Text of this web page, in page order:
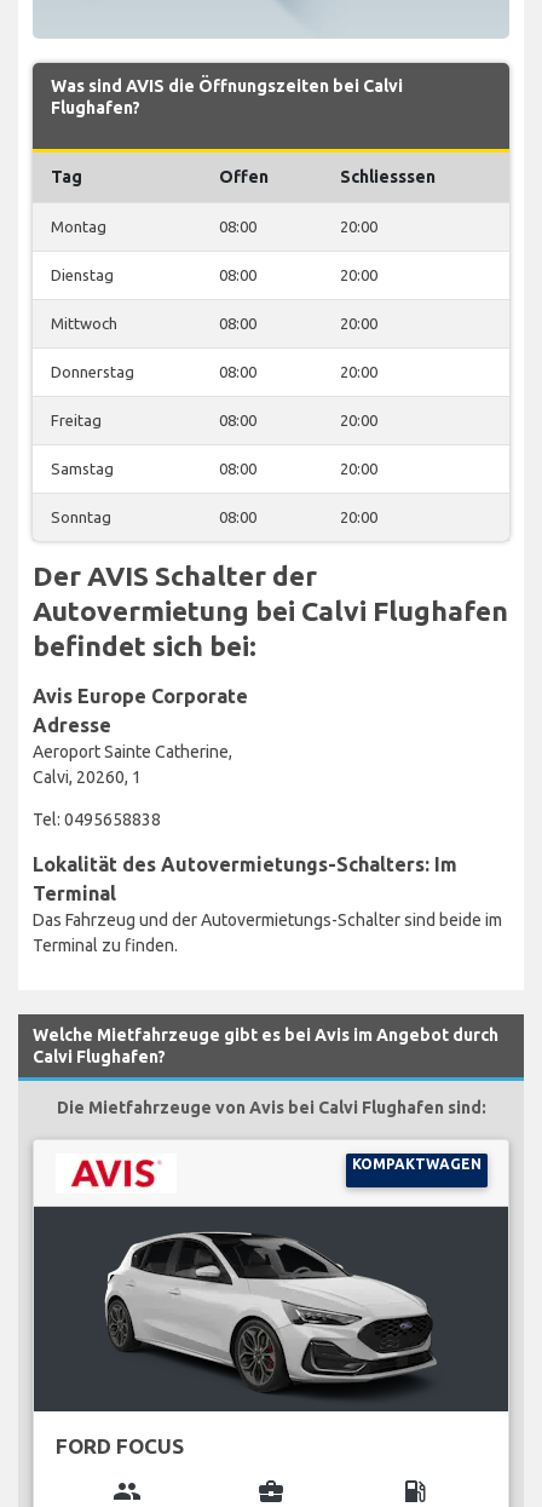
Was sind AVIS die Öffnungszeiten bei Calvi
Flughafen?
Tag Offen Schliesssen
Montag 08:00 20:00
Dienstag 08:00 20:00
Mittwoch 08:00 20:00
Donnerstag 08:00 20:00
Freitag 08:00 20:00
Samstag 08:00 20:00
Sonntag 08:00 20:00
Der AVIS Schalter der
Autovermietung bei Calvi Flughafen
befindet sich bei:
Avis Europe Corporate
Adresse
Aeroport Sainte Catherine,
Calvi, 20260, 1
Tel: 0495658838
Lokalität des Autovermietungs-Schalters: Im
Terminal
Das Fahrzeug und der Autovermietungs-Schalter sind beide im
Terminal zu finden.
Welche Mietfahrzeuge gibt es bei Avis im Angebot durch
Calvi Flughafen?
Die Mietfahrzeuge von Avis bei Calvi Flughafen sind:
KOMPAKTWAGEN
FORD FOCUS
group business_center local_gas_station